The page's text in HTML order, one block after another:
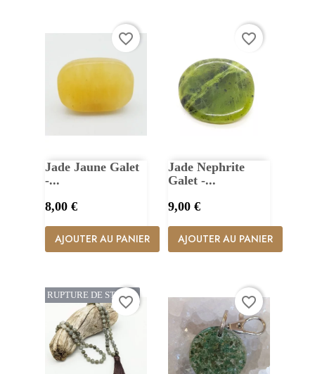
Jade Jaune Galet
-...
Prix
8,00 €
AJOUTER AU PANIER
favorite_border
Jade Nephrite
Galet -...
Prix
9,00 €
AJOUTER AU PANIER
favorite_border
RUPTURE DE STOCK
favorite_border favorite_border